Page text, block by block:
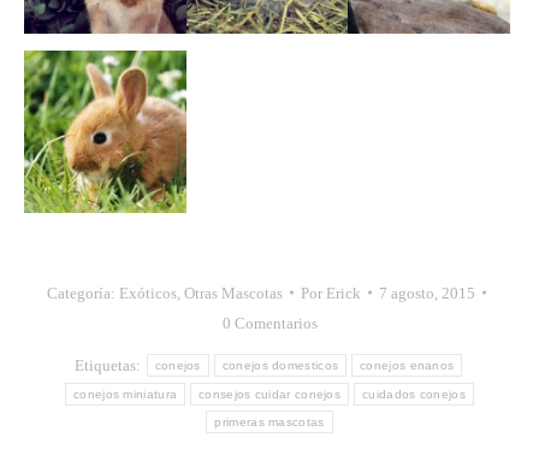
Categoría: Exóticos, Otras Mascotas Por Erick
7 agosto, 2015
0 Comentarios
Etiquetas: conejos conejos domesticos conejos enanos
conejos miniatura consejos cuidar conejos cuidados conejos
primeras mascotas